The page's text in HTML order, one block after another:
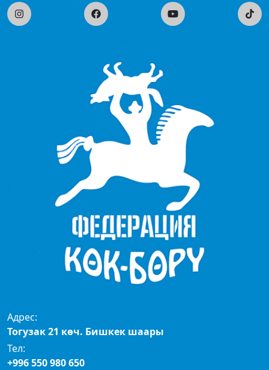
Адрес:
Тогузак 21 көч. Бишкек шаары
Тел:
+996 550 980 650